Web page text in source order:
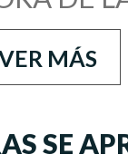
MÁS
SE